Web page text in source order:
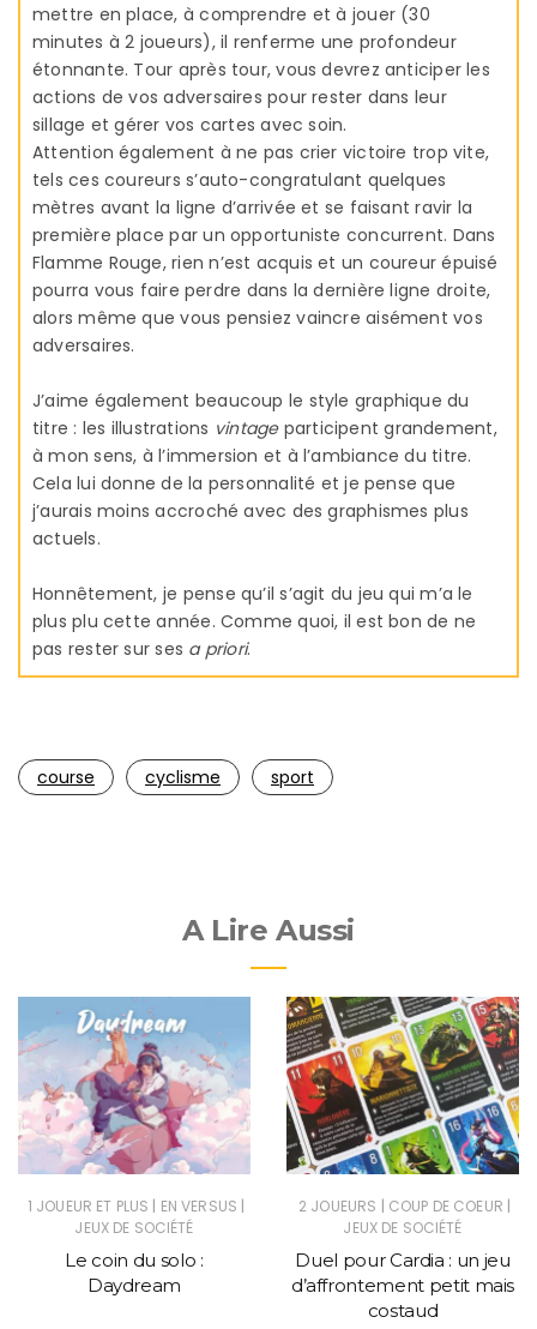
mettre en place, à comprendre et à jouer (30
minutes à 2 joueurs), il renferme une profondeur
étonnante. Tour après tour, vous devrez anticiper les
actions de vos adversaires pour rester dans leur
sillage et gérer vos cartes avec soin.
Attention également à ne pas crier victoire trop vite,
tels ces coureurs s’auto-congratulant quelques
mètres avant la ligne d’arrivée et se faisant ravir la
première place par un opportuniste concurrent. Dans
Flamme Rouge, rien n’est acquis et un coureur épuisé
pourra vous faire perdre dans la dernière ligne droite,
alors même que vous pensiez vaincre aisément vos
adversaires.
J’aime également beaucoup le style graphique du
titre : les illustrations vintageparticipent grandement,
à mon sens, à l’immersion et à l’ambiance du titre.
Cela lui donne de la personnalité et je pense que
j’aurais moins accroché avec des graphismes plus
actuels.
Honnêtement, je pense qu’il s’agit du jeu qui m’a le
plus plu cette année. Comme quoi, il est bon de ne
pas rester sur ses a priori.
course cyclisme sport
A Lire Aussi
1 JOUEUR ET PLUS | EN VERSUS |
JEUX DE SOCIÉTÉ
Le coin du solo :
Daydream
2 JOUEURS | COUP DE COEUR |
JEUX DE SOCIÉTÉ
Duel pour Cardia : un jeu
d’affrontement petit mais
costaud